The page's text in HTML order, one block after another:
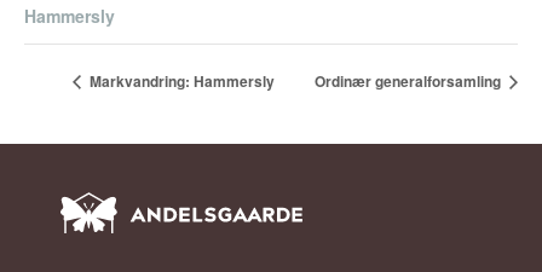
Hammersly
Markvandring: Hammersly Ordinær generalforsamling